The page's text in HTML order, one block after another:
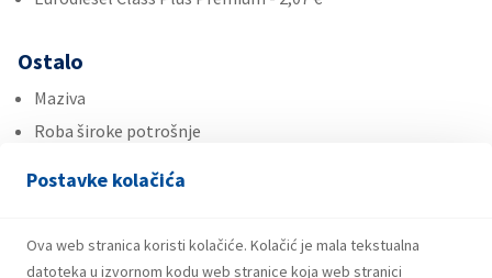
Postavke kolačića
Ova web stranica koristi kolačiće. Kolačić je mala tekstualna
datoteka u izvornom kodu web stranice koja web stranici
Ostalo
Maziva
Roba široke potrošnje
Plin u bocama